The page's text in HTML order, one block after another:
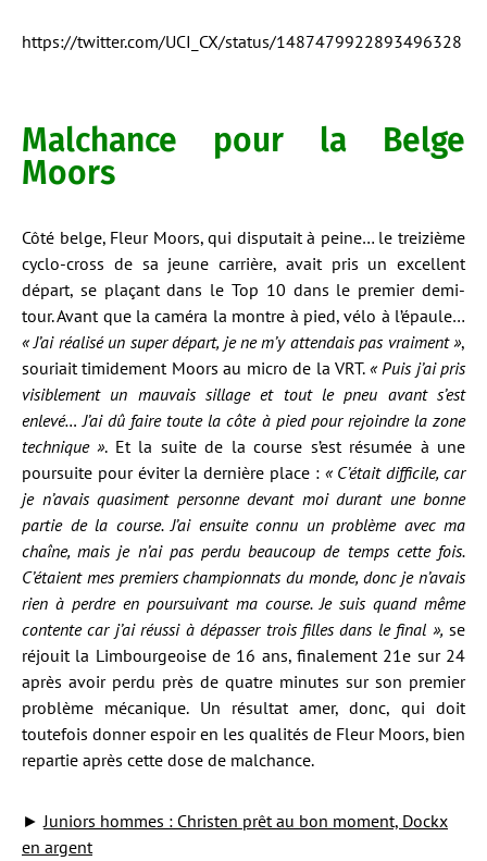
https://twitter.com/UCI_CX/status/1487479922893496328
Malchance pour la Belge
Moors
Côté belge, Fleur Moors, qui disputait à peine… le treizième
cyclo-cross de sa jeune carrière, avait pris un excellent
départ, se plaçant dans le Top 10 dans le premier demi-
tour. Avant que la caméra la montre à pied, vélo à l’épaule…
« J’ai réalisé un super départ, je ne m’y attendais pas vraiment »,
souriait timidement Moors au micro de la VRT. « Puis j’ai pris
visiblement un mauvais sillage et tout le pneu avant s’est
enlevé… J’ai dû faire toute la côte à pied pour rejoindre la zone
technique ». Et la suite de la course s’est résumée à une
poursuite pour éviter la dernière place : « C’était difficile, car
je n’avais quasiment personne devant moi durant une bonne
partie de la course. J’ai ensuite connu un problème avec ma
chaîne, mais je n’ai pas perdu beaucoup de temps cette fois.
C’étaient mes premiers championnats du monde, donc je n’avais
rien à perdre en poursuivant ma course. Je suis quand même
contente car j’ai réussi à dépasser trois filles dans le final », se
réjouit la Limbourgeoise de 16 ans, finalement 21e sur 24
après avoir perdu près de quatre minutes sur son premier
problème mécanique. Un résultat amer, donc, qui doit
toutefois donner espoir en les qualités de Fleur Moors, bien
repartie après cette dose de malchance.
►Juniors hommes : Christen prêt au bon moment, Dockx
en argent